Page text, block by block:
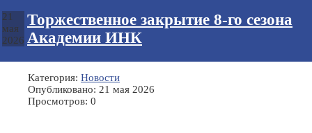
21
мая
2026
Торжественное закрытие 8-го сезона
Академии ИНК
Категория: Новости
Опубликовано: 21 мая 2026
Просмотров: 0